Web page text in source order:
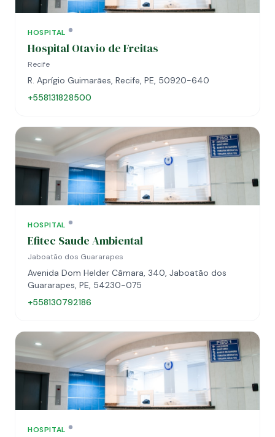
HOSPITAL
Hospital Otavio de Freitas
Recife
R. Aprígio Guimarães, Recife, PE, 50920-640
+558131828500
HOSPITAL
Efitec Saude Ambiental
Jaboatão dos Guararapes
Avenida Dom Helder Câmara, 340, Jaboatão dos
Guararapes, PE, 54230-075
+558130792186
HOSPITAL